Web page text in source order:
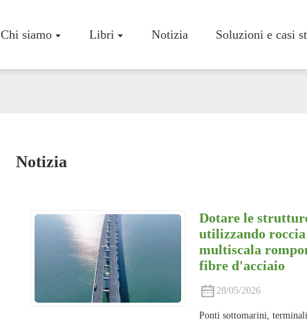
Chi siamo Libri Notizia Soluzioni e casi
Notizia
Dotare le
utilizzando
multiscala
fibre d'acciaio
28/05/2026
Ponti sottomarini,